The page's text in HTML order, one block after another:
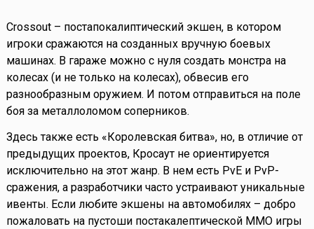
Crossout – постапокалиптический экшен, в котором
игроки сражаются на созданных вручную боевых
машинах. В гараже можно с нуля создать монстра на
колесах (и не только на колесах), обвесив его
разнообразным оружием. И потом отправиться на поле
боя за металлоломом соперников.
Здесь также есть «Королевская битва», но, в отличие от
предыдущих проектов, Кросаут не ориентируется
исключительно на этот жанр. В нем есть PvE и PvP-
сражения, а разработчики часто устраивают уникальные
ивенты. Если любите экшены на автомобилях – добро
пожаловать на пустоши постакалептической ММО игры